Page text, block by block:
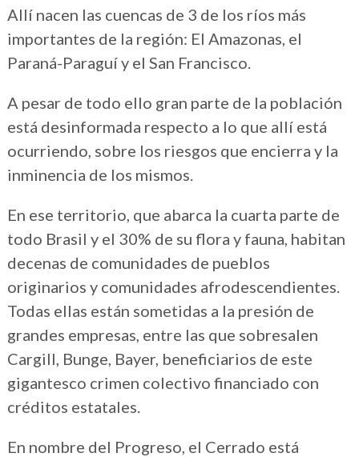
Allí nacen las cuencas de 3 de los ríos más
importantes de la región: El Amazonas, el
Paraná-Paraguí y el San Francisco.
A pesar de todo ello gran parte de la población
está desinformada respecto a lo que allí está
ocurriendo, sobre los riesgos que encierra y la
inminencia de los mismos.
En ese territorio, que abarca la cuarta parte de
todo Brasil y el 30% de su flora y fauna, habitan
decenas de comunidades de pueblos
originarios y comunidades afrodescendientes.
Todas ellas están sometidas a la presión de
grandes empresas, entre las que sobresalen
Cargill, Bunge, Bayer, beneficiarios de este
gigantesco crimen colectivo financiado con
créditos estatales.
En nombre del Progreso, el Cerrado está